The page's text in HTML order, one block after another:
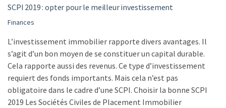
SCPI 2019 : opter pour le meilleur investissement
Finances
L’investissement immobilier rapporte divers avantages. Il
s’agit d’un bon moyen de se constituer un capital durable.
Cela rapporte aussi des revenus. Ce type d’investissement
requiert des fonds importants. Mais cela n’est pas
obligatoire dans le cadre d’une SCPI. Choisir la bonne SCPI
2019 Les Sociétés Civiles de Placement Immobilier